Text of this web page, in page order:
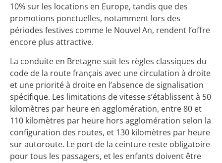
10% sur les locations en Europe, tandis que des
promotions ponctuelles, notamment lors des
périodes festives comme le Nouvel An, rendent l’offre
encore plus attractive.
La conduite en Bretagne suit les règles classiques du
code de la route français avec une circulation à droite
et une priorité à droite en l’absence de signalisation
spécifique. Les limitations de vitesse s’établissent à 50
kilomètres par heure en agglomération, entre 80 et
110 kilomètres par heure hors agglomération selon la
configuration des routes, et 130 kilomètres par heure
sur autoroute. Le port de la ceinture reste obligatoire
pour tous les passagers, et les enfants doivent être